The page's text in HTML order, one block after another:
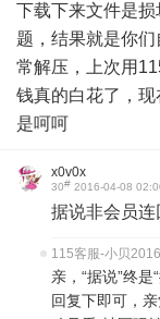
下载下来文件是
题，结果就是你
常解压，上次用
钱真的白花了，
是呵呵
x0v0x
30# 2016-04-08
据说非会员
115客服-小贝
亲，“据说”终
回复下即可，